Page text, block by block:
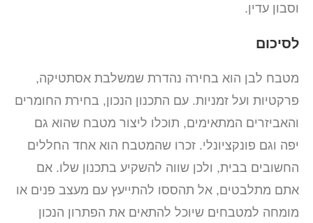
וסבון עדין.
לסיכום
מטבח לבן הוא בחירה נהדרת שמשלבת אסתטיקה,
פרקטיות ועל זמניות. עם התכנון הנכון, בחירת החומרים
והאביזרים המתאימים, תוכלו ליצור מטבח שהוא גם
יפה וגם פונקציונלי. זכרו שהמטבח הוא אחד החללים
החשובים בבית, ולכן שווה להשקיע בתכנון שלו. אם
אתם מתלבטים, אל תהססו להתייעץ עם מעצב פנים או
מומחה למטבחים שיוכל להתאים את הפתרון הנכון